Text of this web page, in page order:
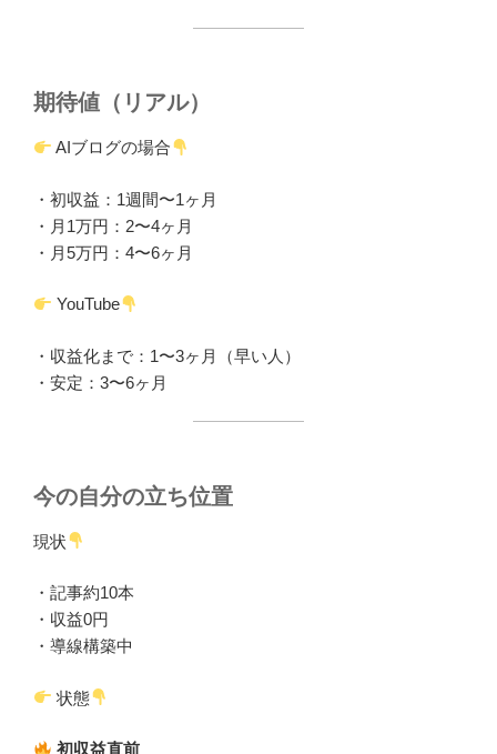
期待値（リアル）
AIブログの場合
・初収益：1週間〜1ヶ月
・月1万円：2〜4ヶ月
・月5万円：4〜6ヶ月
YouTube
・収益化まで：1〜3ヶ月（早い人）
・安定：3〜6ヶ月
今の自分の立ち位置
現状
・記事約10本
・収益0円
・導線構築中
状態
初収益直前